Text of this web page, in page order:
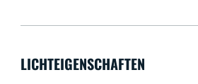
LICHTEIGENSCHAFTEN